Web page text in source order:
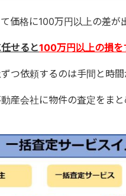
価格に100万円以上の差が
せると100万円以上の損を
つ依頼するのは手間と時間
産会社に物件の査定をま